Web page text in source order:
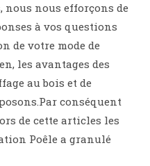
nous nous efforçons de
à vos questions
de votre mode de
les avantages des
au bois et de
conséquent
de cette articles les
Poêle a granulé